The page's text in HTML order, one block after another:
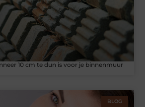
10 cm te dun is voor je binnenmuur
BLOG